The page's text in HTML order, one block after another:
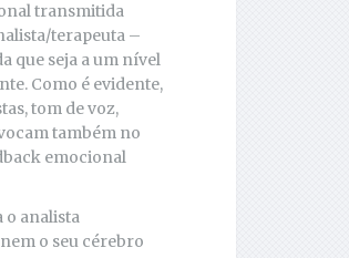
transmitida
terapeuta –
que seja a um nível
Como é evidente,
tom de voz,
também no
emocional
o analista
o seu cérebro